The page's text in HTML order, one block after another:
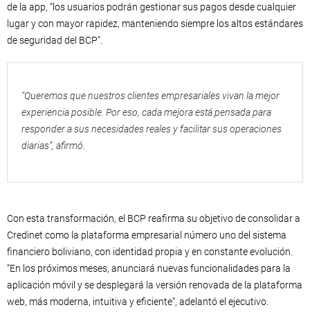
de la app, “los usuarios podrán gestionar sus pagos desde cualquier
lugar y con mayor rapidez, manteniendo siempre los altos estándares
de seguridad del BCP”.
“Queremos que nuestros clientes empresariales vivan la mejor
experiencia posible. Por eso, cada mejora está pensada para
responder a sus necesidades reales y facilitar sus operaciones
diarias”, afirmó.
Con esta transformación, el BCP reafirma su objetivo de consolidar a
Credinet como la plataforma empresarial número uno del sistema
financiero boliviano, con identidad propia y en constante evolución.
“En los próximos meses, anunciará nuevas funcionalidades para la
aplicación móvil y se desplegará la versión renovada de la plataforma
web, más moderna, intuitiva y eficiente”, adelantó el ejecutivo.